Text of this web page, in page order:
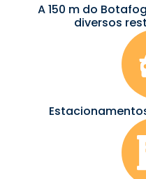
A 150 m do
diversos